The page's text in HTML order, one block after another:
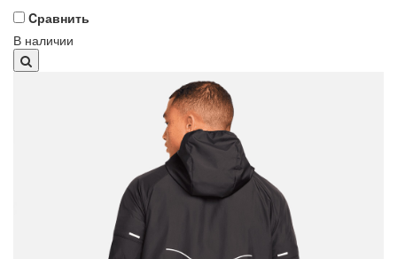
Cравнить
В наличии